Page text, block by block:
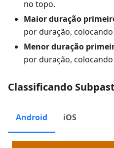
no topo.
Maior duração
por duração,
Menor duração
por duração,
Classificando
Android iOS